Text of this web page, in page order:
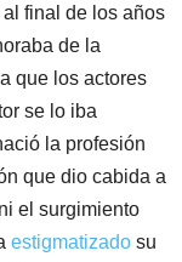
final de los años
de la
que los actores
se lo iba
la profesión
que dio cabida a
el surgimiento
estigmatizado su